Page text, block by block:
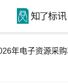
年电子资源采